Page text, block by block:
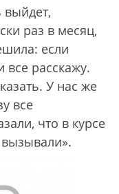
выйдет,
раз в месяц,
если
все расскажу.
У нас же
все
что в курсе